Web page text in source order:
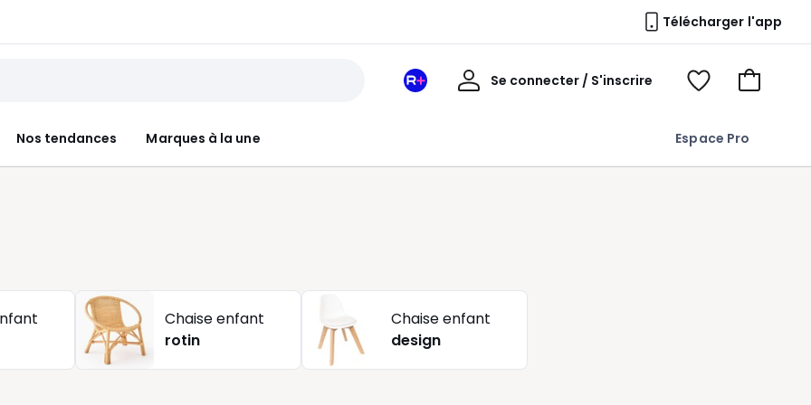
Télécharger l'app
Nos tendances Marques à la une Espace Pro
Mon
Se connecter / S'inscrire
Mon
Voir
Voir
Chaise enfant
rotin
Chaise enfant
design